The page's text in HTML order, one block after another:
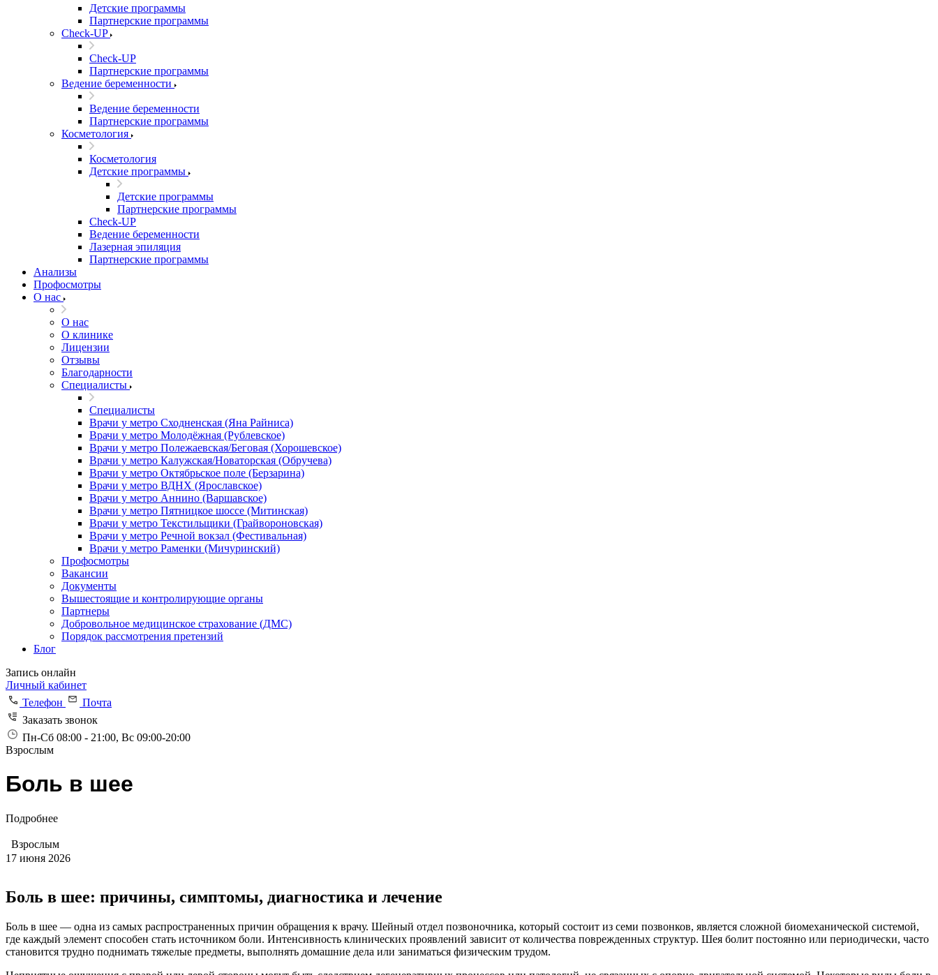
Детские программы
Партнерские программы
Check-UP
Check-UP
Партнерские программы
Ведение беременности
Ведение беременности
Партнерские программы
Косметология
Косметология
Детские программы
Детские программы
Партнерские программы
Check-UP
Ведение беременности
Лазерная эпиляция
Партнерские программы
Анализы
Профосмотры
О нас
О нас
О клинике
Лицензии
Отзывы
Благодарности
Специалисты
Специалисты
Врачи у метро Сходненская (Яна Райниса)
Врачи у метро Молодёжная (Рублевское)
Врачи у метро Полежаевская/Беговая (Хорошевское)
Врачи у метро Калужская/Новаторская (Обручева)
Врачи у метро Октябрьское поле (Берзарина)
Врачи у метро ВДНХ (Ярославское)
Врачи у метро Аннино (Варшавское)
Врачи у метро Пятницкое шоссе (Митинская)
Врачи у метро Текстильщики (Грайвороновская)
Врачи у метро Речной вокзал (Фестивальная)
Врачи у метро Раменки (Мичуринский)
Профосмотры
Вакансии
Документы
Вышестоящие и контролирующие органы
Партнеры
Добровольное медицинское страхование (ДМС)
Порядок рассмотрения претензий
Блог
Запись онлайн
Личный кабинет
Телефон
Почта
Заказать звонок
Пн-Сб 08:00 - 21:00, Вс 09:00-20:00
Взрослым
Боль в шее
Подробнее
Взрослым
17 июня 2026
Боль в шее: причины, симптомы, диагностика и лечение
Боль в шее — одна из самых распространенных причин обращения к врачу. Шейный отдел позвоночника, который состоит из семи позвонков, является сложной биомеханической системой,
где каждый элемент способен стать источником боли. Интенсивность клинических проявлений зависит от количества поврежденных структур. Шея болит постоянно или периодически, часто
становится трудно поднимать тяжелые предметы, выполнять домашние дела или заниматься физическим трудом.